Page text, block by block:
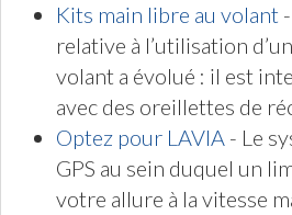
Kits main libre au volant
relative à l’utilisation
volant a évolué : il est
avec des oreillettes de
Optez pour LAVIA - Le
GPS au sein duquel un
votre allure à la vitesse